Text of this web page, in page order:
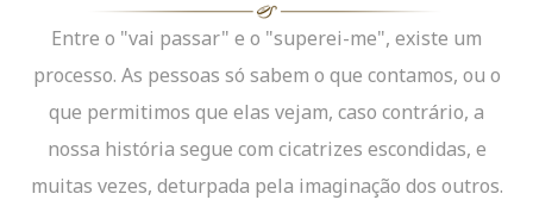
Entre o "vai passar" e o "superei-me", existe um
processo. As pessoas só sabem o que contamos, ou o
que permitimos que elas vejam, caso contrário, a
nossa história segue com cicatrizes escondidas, e
muitas vezes, deturpada pela imaginação dos outros.